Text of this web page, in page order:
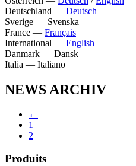
Deutschland — Deutsch
Sverige — Svenska
France — Français
International — English
Danmark — Dansk
Italia — Italiano
NEWS ARCHIV
←
1
2
Produits